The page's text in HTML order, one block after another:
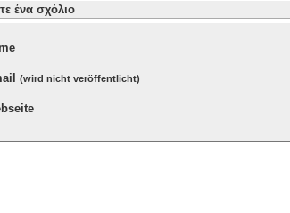
ένα σχόλιο
(wird nicht veröffentlicht)